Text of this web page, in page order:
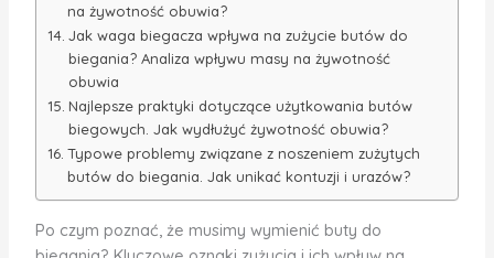
na żywotność obuwia?
Jak waga biegacza wpływa na zużycie butów do
biegania? Analiza wpływu masy na żywotność
obuwia
Najlepsze praktyki dotyczące użytkowania butów
biegowych. Jak wydłużyć żywotność obuwia?
Typowe problemy związane z noszeniem zużytych
butów do biegania. Jak unikać kontuzji i urazów?
Po czym poznać, że musimy wymienić buty do